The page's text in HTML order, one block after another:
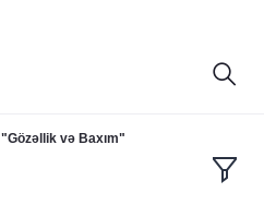
"Gözəllik və Baxım"